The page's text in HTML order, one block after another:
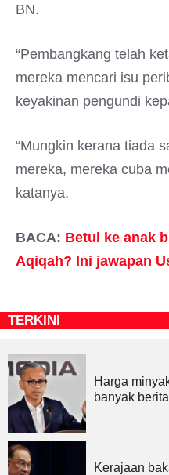
BN.
“Pembangkang telah
mereka mencari isu
keyakinan pengundi
“Mungkin kerana tiada
mereka, mereka cuba
katanya.
BACA: Betul ke anak
Aqiqah? Ini jawapan
TERKINI
Harga
banyak
Kerajaan